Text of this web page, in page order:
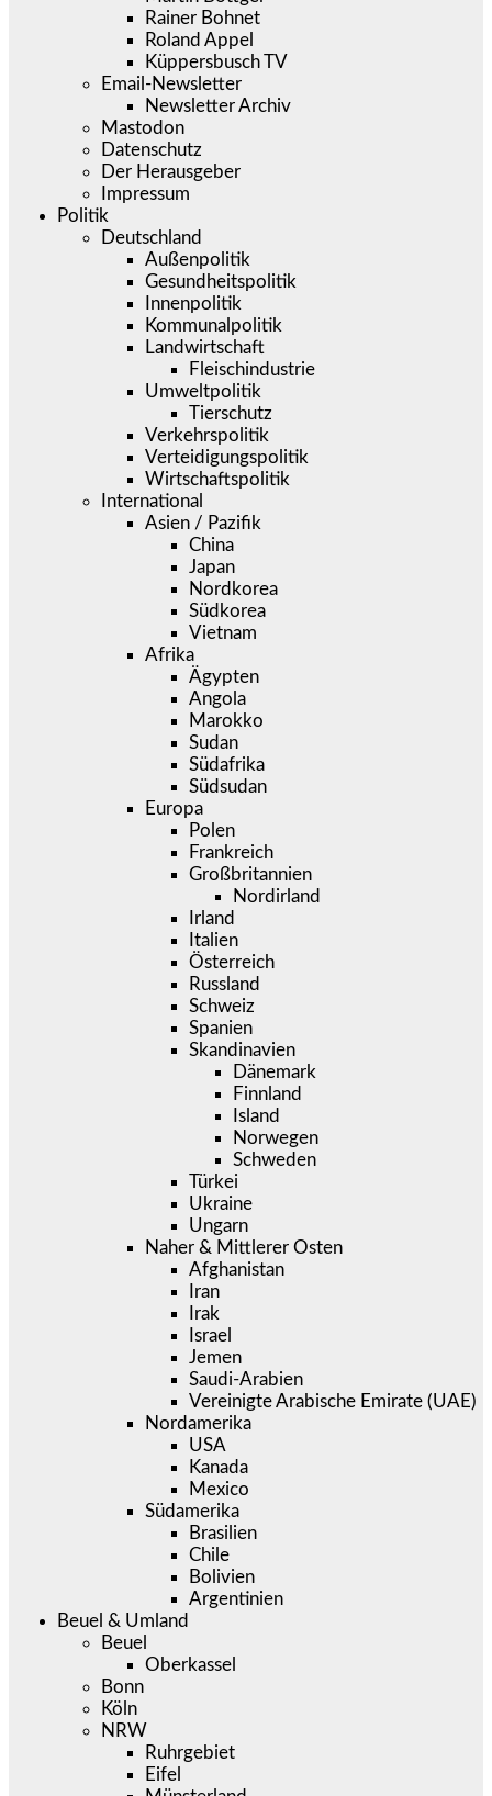
Rainer Bohnet
Roland Appel
Küppersbusch TV
Email-Newsletter
Newsletter Archiv
Mastodon
Datenschutz
Der Herausgeber
Impressum
Politik
Deutschland
Außenpolitik
Gesundheitspolitik
Innenpolitik
Kommunalpolitik
Landwirtschaft
Fleischindustrie
Umweltpolitik
Tierschutz
Verkehrspolitik
Verteidigungspolitik
Wirtschaftspolitik
International
Asien / Pazifik
China
Japan
Nordkorea
Südkorea
Vietnam
Afrika
Ägypten
Angola
Marokko
Sudan
Südafrika
Südsudan
Europa
Polen
Frankreich
Großbritannien
Nordirland
Irland
Italien
Österreich
Russland
Schweiz
Spanien
Skandinavien
Dänemark
Finnland
Island
Norwegen
Schweden
Türkei
Ukraine
Ungarn
Naher & Mittlerer Osten
Afghanistan
Iran
Irak
Israel
Jemen
Saudi-Arabien
Vereinigte Arabische Emirate (UAE)
Nordamerika
USA
Kanada
Mexico
Südamerika
Brasilien
Chile
Bolivien
Argentinien
Beuel & Umland
Beuel
Oberkassel
Bonn
Köln
NRW
Ruhrgebiet
Eifel